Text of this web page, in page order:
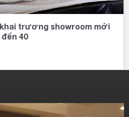
Đăng Quang ưu đãi lên
cho cả nam và nữ